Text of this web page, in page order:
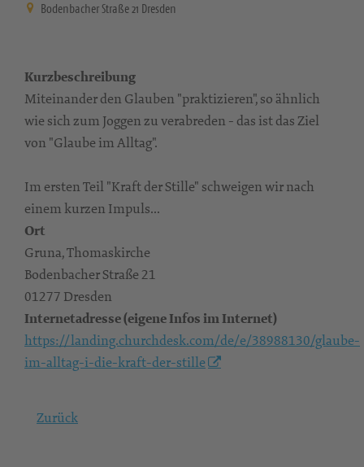
Bodenbacher Straße 21 Dresden
Kurzbeschreibung
Miteinander den Glauben "praktizieren", so ähnlich
wie sich zum Joggen zu verabreden - das ist das Ziel
von "Glaube im Alltag".
Im ersten Teil "Kraft der Stille" schweigen wir nach
einem kurzen Impuls...
Ort
Gruna, Thomaskirche
Bodenbacher Straße 21
01277 Dresden
Internetadresse (eigene Infos im Internet)
https://landing.churchdesk.com/de/e/38988130/glaube-
im-alltag-i-die-kraft-der-stille
Zurück